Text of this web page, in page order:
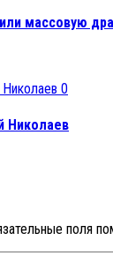
массовую
0
Николаев
поля